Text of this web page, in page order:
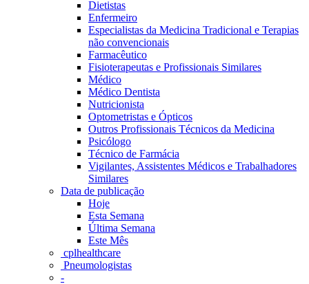
Dietistas
Enfermeiro
Especialistas da Medicina Tradicional e Terapias
não convencionais
Farmacêutico
Fisioterapeutas e Profissionais Similares
Médico
Médico Dentista
Nutricionista
Optometristas e Ópticos
Outros Profissionais Técnicos da Medicina
Psicólogo
Técnico de Farmácia
Vigilantes, Assistentes Médicos e Trabalhadores
Similares
Data de publicação
Hoje
Esta Semana
Última Semana
Este Mês
‎ cplhealthcare‬
Pneumologistas
-